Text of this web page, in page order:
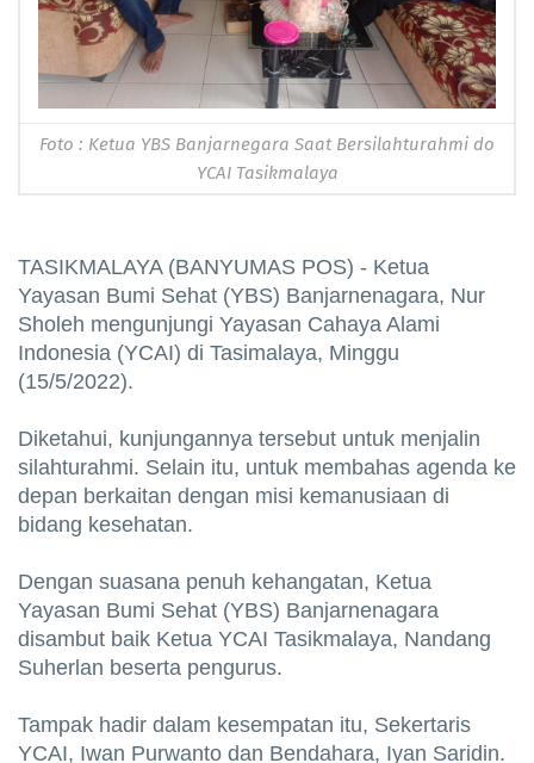
Foto : Ketua YBS Banjarnegara Saat Bersilahturahmi do
YCAI Tasikmalaya
TASIKMALAYA (BANYUMAS POS) - Ketua
Yayasan Bumi Sehat (YBS) Banjarnenagara, Nur
Sholeh mengunjungi Yayasan Cahaya Alami
Indonesia (YCAI) di Tasimalaya, Minggu
(15/5/2022).
Diketahui, kunjungannya tersebut untuk menjalin
silahturahmi. Selain itu, untuk membahas agenda ke
depan berkaitan dengan misi kemanusiaan di
bidang kesehatan.
Dengan suasana penuh kehangatan, Ketua
Yayasan Bumi Sehat (YBS) Banjarnenagara
disambut baik Ketua YCAI Tasikmalaya, Nandang
Suherlan beserta pengurus.
Tampak hadir dalam kesempatan itu, Sekertaris
YCAI, Iwan Purwanto dan Bendahara, Iyan Saridin.